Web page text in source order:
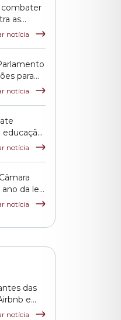
combater
as
Maria
notícia
para
notícia
educação
São Paulo
notícia
da lei
notícia
das
e
prestam
notícia